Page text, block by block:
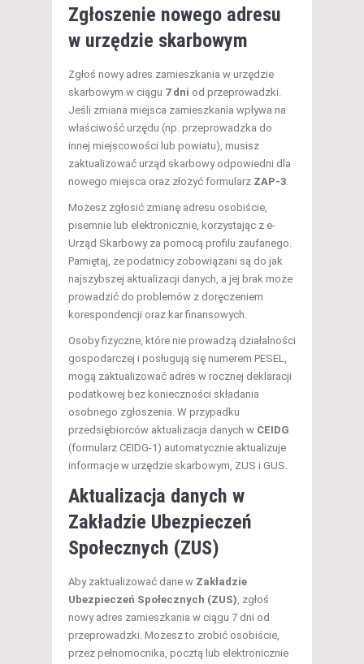
Zgłoszenie nowego adresu
w urzędzie skarbowym
Zgłoś nowy adres zamieszkania w urzędzie
skarbowym w ciągu 7 dni od przeprowadzki.
Jeśli zmiana miejsca zamieszkania wpływa na
właściwość urzędu (np. przeprowadzka do
innej miejscowości lub powiatu), musisz
zaktualizować urząd skarbowy odpowiedni dla
nowego miejsca oraz złożyć formularz ZAP-3.
Możesz zgłosić zmianę adresu osobiście,
pisemnie lub elektronicznie, korzystając z e-
Urząd Skarbowy za pomocą profilu zaufanego.
Pamiętaj, że podatnicy zobowiązani są do jak
najszybszej aktualizacji danych, a jej brak może
prowadzić do problemów z doręczeniem
korespondencji oraz kar finansowych.
Osoby fizyczne, które nie prowadzą działalności
gospodarczej i posługują się numerem PESEL,
mogą zaktualizować adres w rocznej deklaracji
podatkowej bez konieczności składania
osobnego zgłoszenia. W przypadku
przedsiębiorców aktualizacja danych w CEIDG
(formularz CEIDG-1) automatycznie aktualizuje
informacje w urzędzie skarbowym, ZUS i GUS.
Aktualizacja danych w
Zakładzie Ubezpieczeń
Społecznych (ZUS)
Aby zaktualizować dane w Zakładzie
Ubezpieczeń Społecznych (ZUS), zgłoś
nowy adres zamieszkania w ciągu 7 dni od
przeprowadzki. Możesz to zrobić osobiście,
przez pełnomocnika, pocztą lub elektronicznie